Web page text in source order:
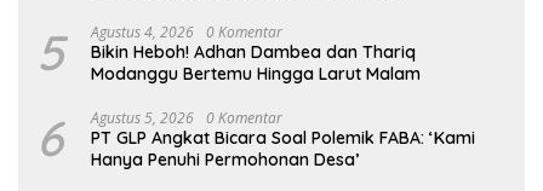
5 Agustus 4, 2026 0 Komentar
Bikin Heboh! Adhan Dambea dan Thariq
Modanggu Bertemu Hingga Larut Malam
6 Agustus 5, 2026 0 Komentar
PT GLP Angkat Bicara Soal Polemik FABA: ‘Kami
Hanya Penuhi Permohonan Desa’